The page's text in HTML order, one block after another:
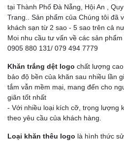
tại Thành Phố Đà Nẵng, Hội An ,
Trang.. Sản phẩm của Chúng tôi đã
khách sạn từ 2 sao - 5 sao trên cả
Moi nhu cầu tư vấn về các sản
0905 880 131/ 079 494 7779
Khăn trắng dệt logo chất lượng
bảo độ bền của khăn sau nhiều lần
tắm vẫn mềm mại, mang đến cho
giãn tốt nhất
- Với nhiều loại kích cỡ, trọng lượng
theo yêu cầu của khách hàng.
Loại khăn thêu logo là hình thức